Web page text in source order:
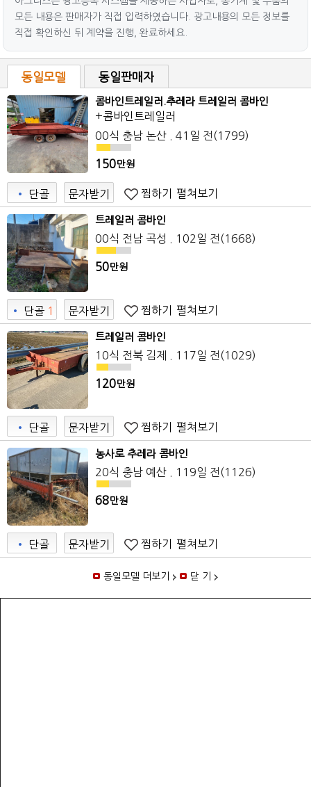
모든 내용은 판매자가 직접 입력하였습니다. 광고내용의 모든 정보를
직접 확인하신 뒤 계약을 진행, 완료하세요.
동일모델 동일판매자
콤바인트레일러.추레라 트레일러 콤바인
+콤바인트레일러
00식 충남 논산 . 41일 전(1799)
150만원
• 단골 문자받기 찜하기 펼쳐보기
트레일러 콤바인
00식 전남 곡성 . 102일 전(1668)
50만원
• 단골 1 문자받기 찜하기 펼쳐보기
트레일러 콤바인
10식 전북 김제 . 117일 전(1029)
120만원
• 단골 문자받기 찜하기 펼쳐보기
농사로 추레라 콤바인
20식 충남 예산 . 119일 전(1126)
68만원
• 단골 문자받기 찜하기 펼쳐보기
동일모델 더보기 닫 기